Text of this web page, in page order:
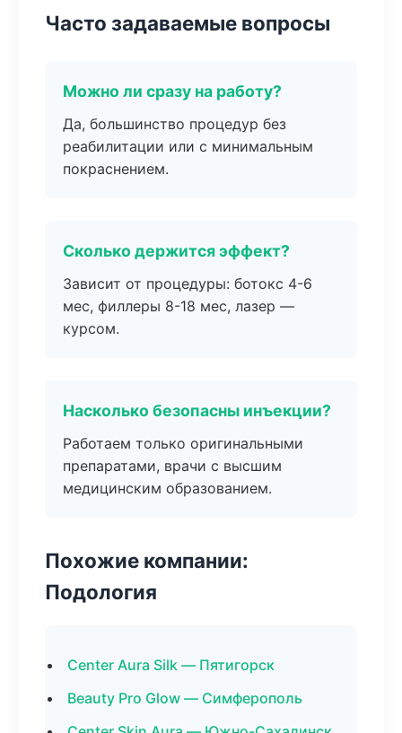
Часто задаваемые вопросы
Можно ли сразу на работу?
Да, большинство процедур без
реабилитации или с минимальным
покраснением.
Сколько держится эффект?
Зависит от процедуры: ботокс 4-6
мес, филлеры 8-18 мес, лазер —
курсом.
Насколько безопасны инъекции?
Работаем только оригинальными
препаратами, врачи с высшим
медицинским образованием.
Похожие компании:
Подология
Center Aura Silk — Пятигорск
Beauty Pro Glow — Симферополь